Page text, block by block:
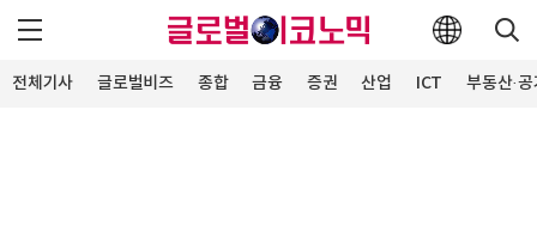
전체기사 글로벌비즈 종합 금융 증권 산업 ICT 부동산·